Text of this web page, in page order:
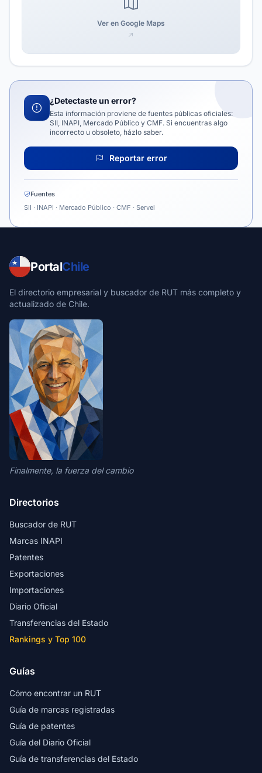
Ver en Google Maps
¿Detectaste un error?
Esta información proviene de fuentes públicas oficiales:
SII, INAPI, Mercado Público y CMF. Si encuentras algo
incorrecto u obsoleto, házlo saber.
Reportar error
Fuentes
SII · INAPI · Mercado Público · CMF · Servel
PortalChile
El directorio empresarial y buscador de RUT más completo y
actualizado de Chile.
Finalmente, la fuerza del cambio
Directorios
Buscador de RUT
Marcas INAPI
Patentes
Exportaciones
Importaciones
Diario Oficial
Transferencias del Estado
Rankings y Top 100
Guías
Cómo encontrar un RUT
Guía de marcas registradas
Guía de patentes
Guía del Diario Oficial
Guía de transferencias del Estado